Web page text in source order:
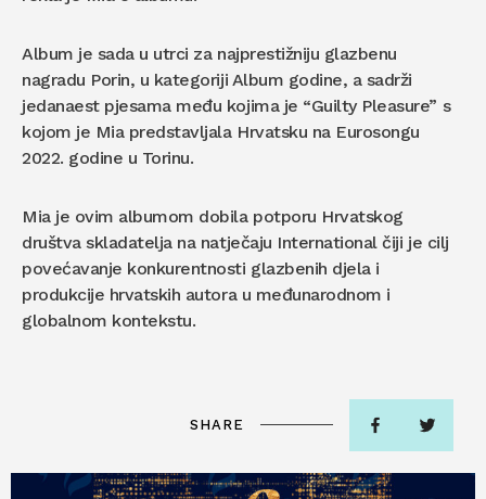
Album je sada u utrci za najprestižniju glazbenu
nagradu Porin, u kategoriji Album godine, a sadrži
jedanaest pjesama među kojima je “Guilty Pleasure” s
kojom je Mia predstavljala Hrvatsku na Eurosongu
2022. godine u Torinu.
Mia je ovim albumom dobila potporu Hrvatskog
društva skladatelja na natječaju International čiji je cilj
povećavanje konkurentnosti glazbenih djela i
produkcije hrvatskih autora u međunarodnom i
globalnom kontekstu.
SHARE